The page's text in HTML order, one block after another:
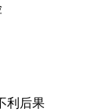
利后果